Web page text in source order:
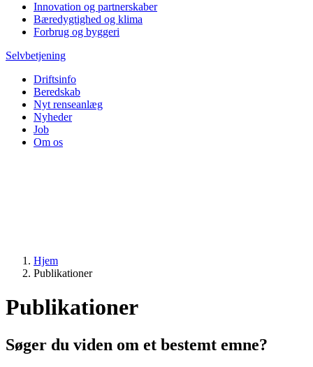
Innovation og partnerskaber
Bæredygtighed og klima
Forbrug og byggeri
Selvbetjening
Driftsinfo
Beredskab
Nyt renseanlæg
Nyheder
Job
Om os
Hjem
Publikationer
Publikationer
Søger du viden om et bestemt emne?